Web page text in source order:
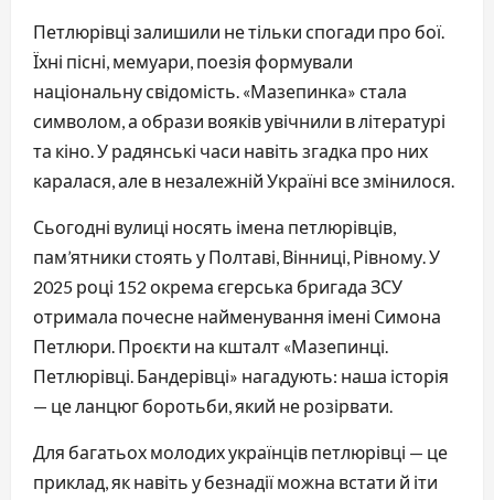
Петлюрівці залишили не тільки спогади про бої.
Їхні пісні, мемуари, поезія формували
національну свідомість. «Мазепинка» стала
символом, а образи вояків увічнили в літературі
та кіно. У радянські часи навіть згадка про них
каралася, але в незалежній Україні все змінилося.
Сьогодні вулиці носять імена петлюрівців,
пам’ятники стоять у Полтаві, Вінниці, Рівному. У
2025 році 152 окрема єгерська бригада ЗСУ
отримала почесне найменування імені Симона
Петлюри. Проєкти на кшталт «Мазепинці.
Петлюрівці. Бандерівці» нагадують: наша історія
— це ланцюг боротьби, який не розірвати.
Для багатьох молодих українців петлюрівці — це
приклад, як навіть у безнадії можна встати й іти